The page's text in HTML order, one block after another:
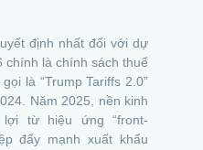
định nhất đối với dự
chính là chính sách thuế
là “Trump Tariffs 2.0”
Năm 2025, nền kinh
từ hiệu ứng “front-
đẩy mạnh xuất khẩu